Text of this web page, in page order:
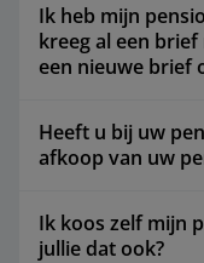
Ik heb mijn
kreeg al een
een nieuwe brief
Heeft u bij uw
afkoop van uw
Ik koos zelf mijn
jullie dat ook?